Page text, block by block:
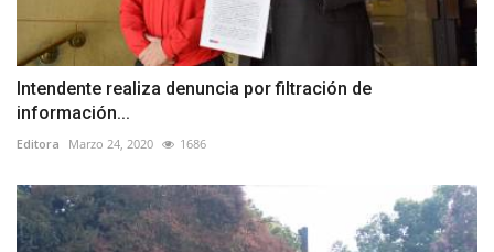
Intendente realiza denuncia por filtración de
información...
Editora Marzo 24, 2020 1686